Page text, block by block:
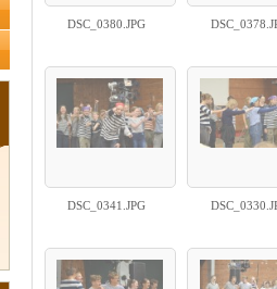
DSC_0380.JPG
DSC_0341.JPG